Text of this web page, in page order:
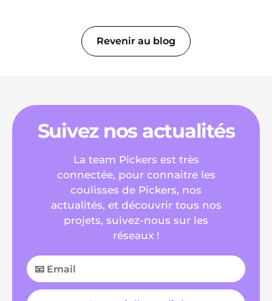
Revenir au blog
Suivez nos actualités
La team Pickers est très
connectée, pour connaitre les
coulisses de Pickers, nos
actualités, et découvrir tous nos
projets, suivez-nous sur les
réseaux !